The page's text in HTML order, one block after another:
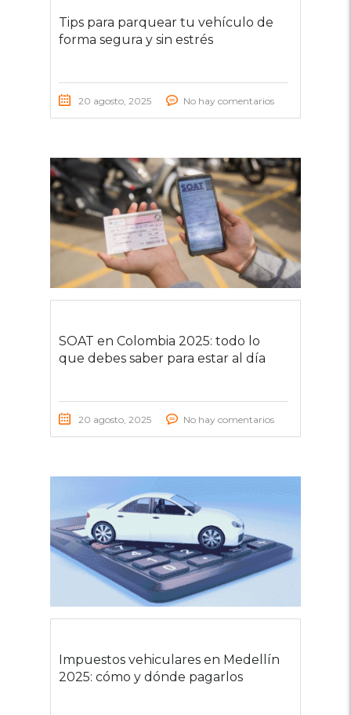
Tips para parquear tu vehículo de
forma segura y sin estrés
20 agosto, 2025 No hay comentarios
SOAT en Colombia 2025: todo lo
que debes saber para estar al día
20 agosto, 2025 No hay comentarios
Impuestos vehiculares en Medellín
2025: cómo y dónde pagarlos